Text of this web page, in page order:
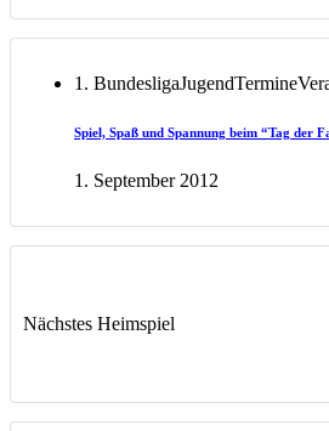
1. BundesligaJugendTermine
Spiel, Spaß und Spannung beim “Tag der
1. September 2012
Nächstes Heimspiel